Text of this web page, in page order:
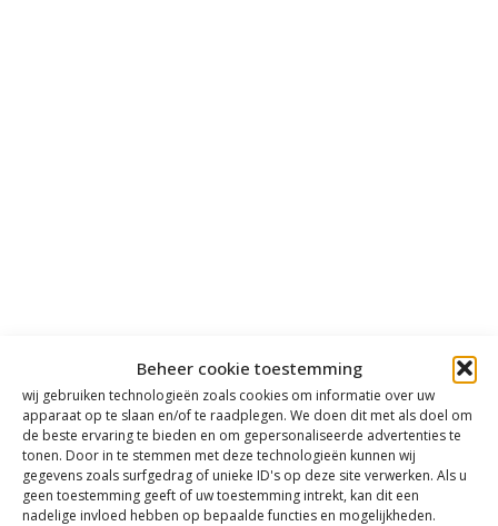
Beheer cookie toestemming
wij gebruiken technologieën zoals cookies om informatie over uw
apparaat op te slaan en/of te raadplegen. We doen dit met als doel om
de beste ervaring te bieden en om gepersonaliseerde advertenties te
tonen. Door in te stemmen met deze technologieën kunnen wij
gegevens zoals surfgedrag of unieke ID's op deze site verwerken. Als u
geen toestemming geeft of uw toestemming intrekt, kan dit een
nadelige invloed hebben op bepaalde functies en mogelijkheden.